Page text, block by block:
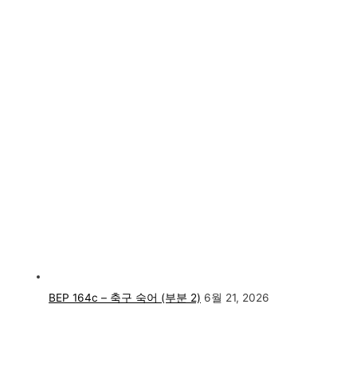
BEP 164c – 축구 숙어 (부분 2) 6월 21, 2026